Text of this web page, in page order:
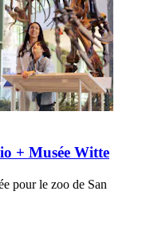
+ Musée Witte
pour le zoo de San